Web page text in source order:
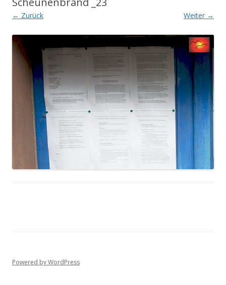
← Zurück Weiter →
Powered by WordPress